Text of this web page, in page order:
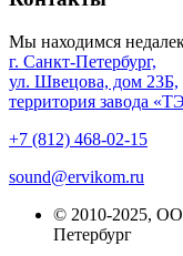
Мы находимся
г. Санкт-Петербург,
ул. Швецова, дом 23Б,
территория завода
+7 (812) 468-02-15
sound@ervikom.ru
© 2010-2025,
Петербург